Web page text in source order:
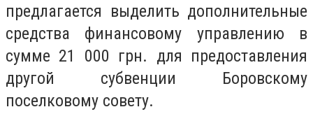
предлагается выделить дополнительные
средства финансовому управлению в
сумме 21 000 грн. для предоставления
другой субвенции Боровскому
поселковому совету.